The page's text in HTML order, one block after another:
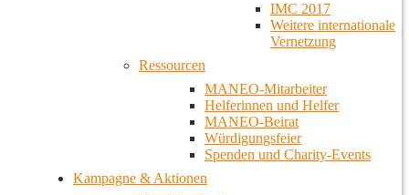
IMC 2017
Weitere internationale
Vernetzung
Ressourcen
MANEO-Mitarbeiter
Helferinnen und Helfer
MANEO-Beirat
Würdigungsfeier
Spenden und Charity-Events
Kampagne & Aktionen